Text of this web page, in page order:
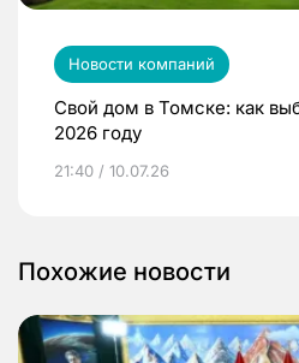
Новости компаний
Свой дом в Томске: как
2026 году
21:40 / 10.07.26
Похожие новости